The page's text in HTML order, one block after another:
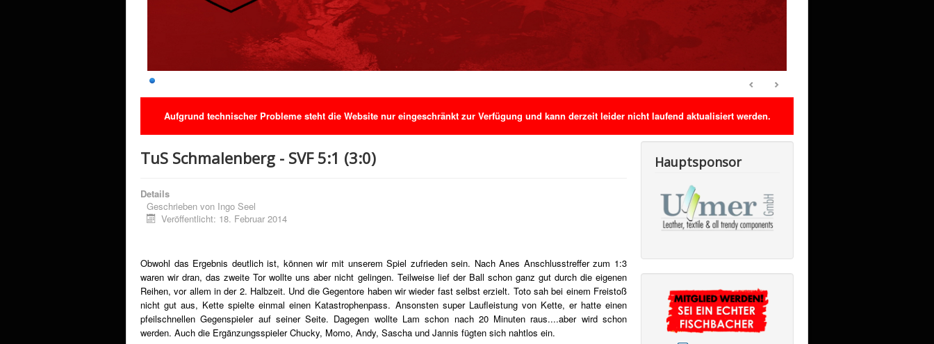
Aufgrund technischer Probleme steht die Website nur eingeschränkt zur Verfügung und kann derzeit leider nicht laufend aktualisiert werden.
TuS Schmalenberg - SVF 5:1 (3:0)
Details
Geschrieben von Ingo Seel
Veröffentlicht: 18. Februar 2014
Obwohl das Ergebnis deutlich ist, können wir mit unserem Spiel zufrieden sein. Nach Anes Anschlusstreffer zum 1:3
waren wir dran, das zweite Tor wollte uns aber nicht gelingen. Teilweise lief der Ball schon ganz gut durch die eigenen
Reihen, vor allem in der 2. Halbzeit. Und die Gegentore haben wir wieder fast selbst erzielt. Toto sah bei einem Freistoß
nicht gut aus, Kette spielte einmal einen Katastrophenpass. Ansonsten super Laufleistung von Kette, er hatte einen
pfeilschnellen Gegenspieler auf seiner Seite. Dagegen wollte Lam schon nach 20 Minuten raus....aber wird schon
werden. Auch die Ergänzungsspieler Chucky, Momo, Andy, Sascha und Jannis fügten sich nahtlos ein.
Hauptsponsor